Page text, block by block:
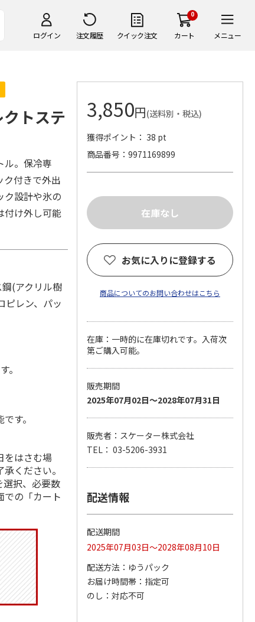
ログイン 注文履歴 クイック注文
0
カート メニュー
コーデュロイ生地ラ
ンチバッグ ハロー
キティ KCOB2
ふわっとフタタイト
ランチボックス角型
パペットスンスン
トステ
ル。保冷専
ク付きで外出
ク設計や氷の
付け外し可能
(アクリル樹
ピレン、パッ
。
す。
をはさむ場
ください。
択、必要数
での「カート
3,850円(送料別・税込)
獲得ポイント： 38 pt
商品番号
9971169899
お気に入りに登録する
商品についてのお問い合わせはこちら
在庫：一時的に在庫切れです。入荷次
第ご購入可能。
販売期間
2025年07月02日～2028年07月31日
販売者：スケーター株式会社
TEL： 03-5206-3931
配送情報
配送期間
2025年07月03日～2028年08月10日
配送方法
ゆうパック
お届け時間帯
指定可
のし
対応不可